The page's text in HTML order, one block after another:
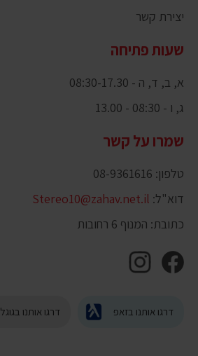
יצירת קשר
שעות פתיחה
א, ב, ד, ה - 08:30-17.30
ג, ו - 08:30 - 13.00
שמרו על קשר
טלפון: 08-9361616
דוא"ל: Stereo10@zahav.net.il
כתובת: המנוף 6 רחובות
דרגו אותנו בזאפ דרגו אותנו בגוגל